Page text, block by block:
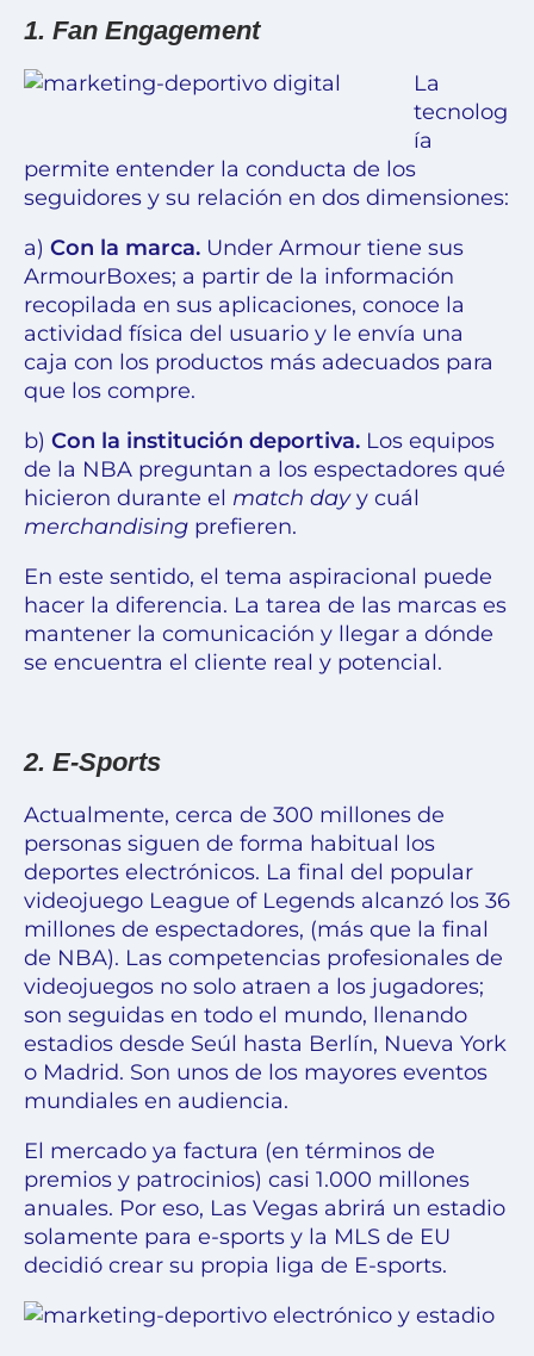
1. Fan Engagement
La
tecnolog
ía
permite entender la conducta de los
seguidores y su relación en dos dimensiones:
a) Con la marca. Under Armour tiene sus
ArmourBoxes; a partir de la información
recopilada en sus aplicaciones, conoce la
actividad física del usuario y le envía una
caja con los productos más adecuados para
que los compre.
b) Con la institución deportiva. Los equipos
de la NBA preguntan a los espectadores qué
hicieron durante el match dayy cuál
merchandising prefieren.
En este sentido, el tema aspiracional puede
hacer la diferencia. La tarea de las marcas es
mantener la comunicación y llegar a dónde
se encuentra el cliente real y potencial.
2. E-Sports
Actualmente, cerca de 300 millones de
personas siguen de forma habitual los
deportes electrónicos. La final del popular
videojuego League of Legends alcanzó los 36
millones de espectadores, (más que la final
de NBA). Las competencias profesionales de
videojuegos no solo atraen a los jugadores;
son seguidas en todo el mundo, llenando
estadios desde Seúl hasta Berlín, Nueva York
o Madrid. Son unos de los mayores eventos
mundiales en audiencia.
El mercado ya factura (en términos de
premios y patrocinios) casi 1.000 millones
anuales. Por eso, Las Vegas abrirá un estadio
solamente para e-sports y la MLS de EU
decidió crear su propia liga de E-sports.